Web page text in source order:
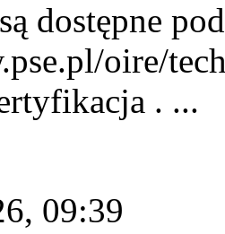
dostępne
oire/
. ...
09:39